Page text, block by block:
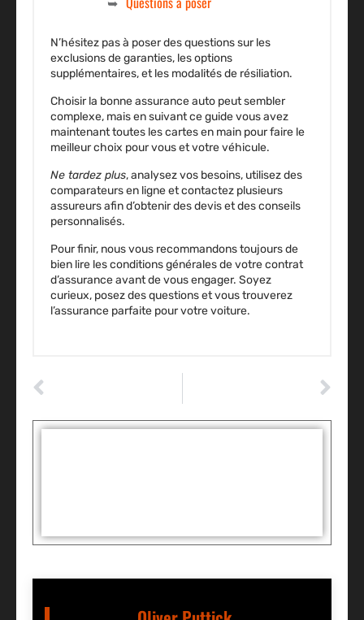
N’hésitez pas à poser des questions sur les
exclusions de garanties, les options
supplémentaires, et les modalités de résiliation.
Choisir la bonne assurance auto peut sembler
complexe, mais en suivant ce guide vous avez
maintenant toutes les cartes en main pour faire le
meilleur choix pour vous et votre véhicule.
Ne tardez plus, analysez vos besoins, utilisez des
comparateurs en ligne et contactez plusieurs
assureurs afin d’obtenir des devis et des conseils
personnalisés.
Pour finir, nous vous recommandons toujours de
bien lire lesconditions généralesde votre contrat
d’assurance avant de vous engager. Soyez
curieux, posez des questions et vous trouverez
l’assurance parfaite pour votre voiture.